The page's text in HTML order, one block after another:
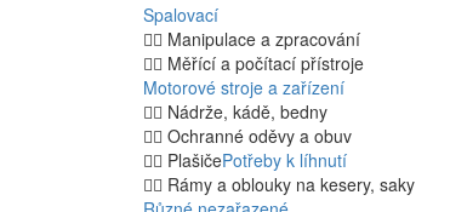
Spalovací
Manipulace a zpracování
Měřící a počítací přístroje
Motorové stroje a zařízení
Nádrže, kádě, bedny
Ochranné oděvy a obuv
PlašičePotřeby k líhnutí
Rámy a oblouky na kesery, saky